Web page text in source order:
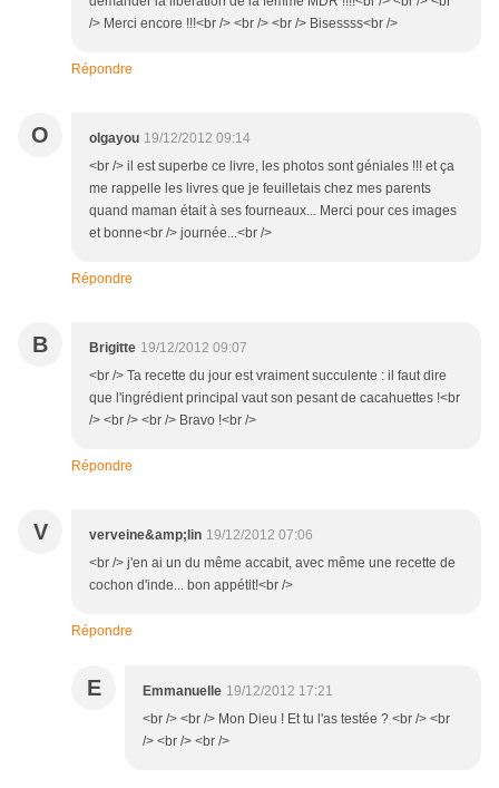
/> Merci encore !!!<br /> <br /> <br /> Bisessss<br />
Répondre
O olgayou 19/12/2012 09:14
<br /> il est superbe ce livre, les photos sont géniales !!! et ça
me rappelle les livres que je feuilletais chez mes parents
quand maman était à ses fourneaux... Merci pour ces images
et bonne<br /> journée...<br />
Répondre
B Brigitte 19/12/2012 09:07
<br /> Ta recette du jour est vraiment succulente : il faut dire
que l'ingrédient principal vaut son pesant de cacahuettes !<br
/> <br /> <br /> Bravo !<br />
Répondre
V verveine&amp;lin 19/12/2012 07:06
<br /> j'en ai un du même accabit, avec même une recette de
cochon d'inde... bon appétit!<br />
Répondre
E Emmanuelle 19/12/2012 17:21
<br /> <br /> Mon Dieu ! Et tu l'as testée ? <br /> <br
/> <br /> <br />